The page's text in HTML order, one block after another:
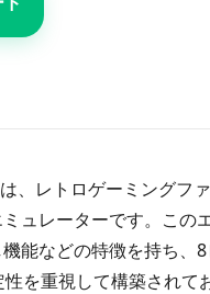
、レトロゲーミングフ
ュレーターです。この
能などの特徴を持ち、
を重視して構築され